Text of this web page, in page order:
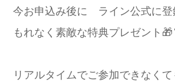
今お申込み後に ライン公式に登
もれなく素敵な特典プレゼント
リアルタイムでご参加できなくて